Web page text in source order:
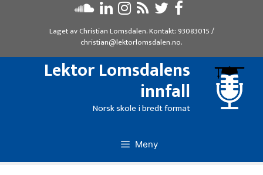
Laget avChristian Lomsdalen. Kontakt: 93083015/
christian@lektorlomsdalen.no.
Lektor Lomsdalens
innfall
Norsk skole i bredt format
Meny